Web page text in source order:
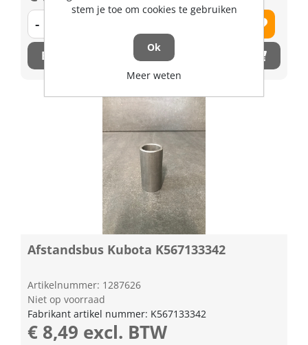
-
Bestel nu!
Afstandsbus Kubota K567133342
Artikelnummer: 1287626
Niet op voorraad
Fabrikant artikel nummer: K567133342
€ 8,49 excl. BTW
stem je toe om cookies te gebruiken
Ok
Meer weten